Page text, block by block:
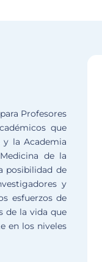
Profesores
que
la Academia
de la
posibilidad de
y
esfuerzos de
de la vida que
en los niveles